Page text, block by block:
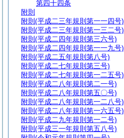
第四十四条
附則
附則 (平成二三年規則第一一四号)
附則 (平成二三年規則第一三二号)
附則 (平成二四年規則第三六号)
附則 (平成二四年規則第一一九号)
附則 (平成二五年規則第八号)
附則 (平成二七年規則第三号)
附則 (平成二七年規則第一二五号)
附則 (平成二八年規則第二一号)
附則 (平成二八年規則第五〇号)
附則 (平成二八年規則第一二八号)
附則 (平成二八年規則第一六五号)
附則 (平成二九年規則第一二号)
附則 (平成三一年規則第五八号)